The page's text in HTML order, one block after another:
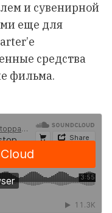
и сувенирной
еще для
средства
фильма.